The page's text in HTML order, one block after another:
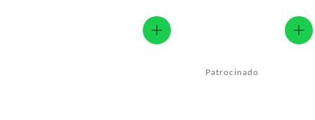
Patrocinado